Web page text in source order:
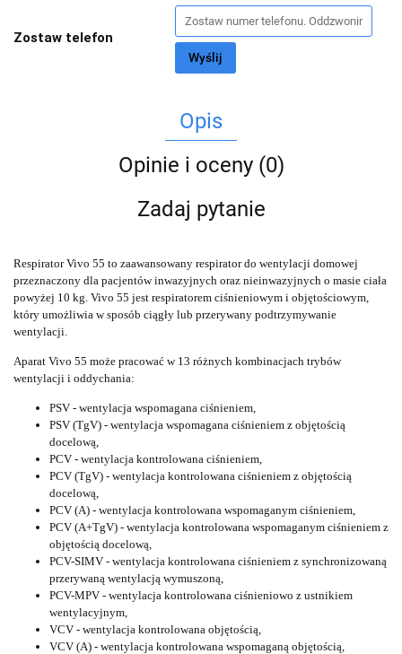
Zostaw telefon
Wyślij
Opis
Opinie i oceny (0)
Zadaj pytanie
Respirator Vivo 55 to zaawansowany respirator do wentylacji domowej
przeznaczony dla pacjentów inwazyjnych oraz nieinwazyjnych o masie ciała
powyżej 10 kg. Vivo 55 jest respiratorem ciśnieniowym i objętościowym,
który umożliwia w sposób ciągły lub przerywany podtrzymywanie
wentylacji.
Aparat Vivo 55 może pracować w 13 różnych kombinacjach trybów
wentylacji i oddychania:
PSV - wentylacja wspomagana ciśnieniem,
PSV (TgV) - wentylacja wspomagana ciśnieniem z objętością
docelową,
PCV - wentylacja kontrolowana ciśnieniem,
PCV (TgV) - wentylacja kontrolowana ciśnieniem z objętością
docelową,
PCV (A) - wentylacja kontrolowana wspomaganym ciśnieniem,
PCV (A+TgV) - wentylacja kontrolowana wspomaganym ciśnieniem z
objętością docelową,
PCV-SIMV - wentylacja kontrolowana ciśnieniem z synchronizowaną
przerywaną wentylacją wymuszoną,
PCV-MPV - wentylacja kontrolowana ciśnieniowo z ustnikiem
wentylacyjnym,
VCV - wentylacja kontrolowana objętością,
VCV (A) - wentylacja kontrolowana wspomaganą objętością,